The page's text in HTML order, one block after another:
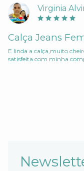
Virginia
Calça Jeans
E linda a calça,muito
satisfeita com minha